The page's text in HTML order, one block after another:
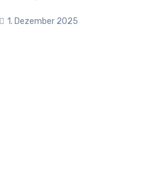
1. Dezember 2025